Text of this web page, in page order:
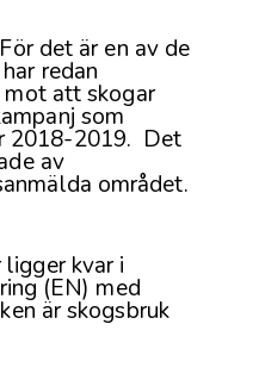
det är en av de
redan
mot att skogar
som
2018-2019. Det
av
området.
kvar i
(EN) med
är skogsbruk